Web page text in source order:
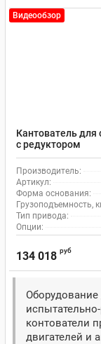
Видеообзор
Кантователь для
с редуктором
Производитель:
Артикул:
Форма основания:
Грузоподъемность,
Тип привода:
Опции:
134 018 руб
Оборудование
контователи
двигателей и